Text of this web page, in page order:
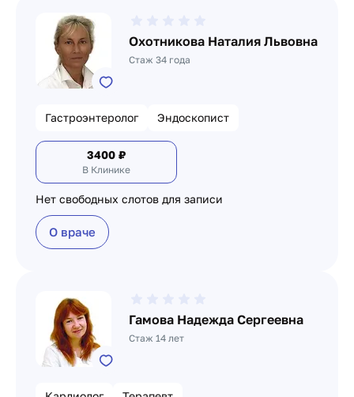
Охотникова Наталия Львовна
Стаж 34 года
Гастроэнтеролог Эндоскопист
3400 ₽
В Клинике
Нет свободных слотов для записи
О враче
Гамова Надежда Сергеевна
Стаж 14 лет